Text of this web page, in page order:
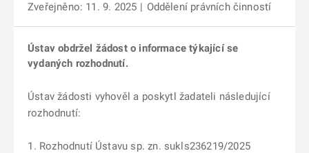
Zveřejněno: 11. 9. 2025 | Oddělení právních činností
Ústav obdržel žádost o informace týkající se
vydaných rozhodnutí.
Ústav žádosti vyhověl a poskytl žadateli následující
rozhodnutí:
Rozhodnutí Ústavu sp. zn. sukls236219/2025